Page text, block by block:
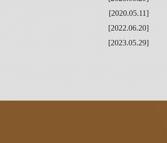
[2020.05.11]
[2022.06.20]
[2023.05.29]